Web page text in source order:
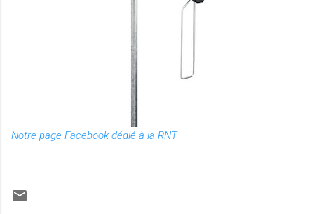
Notre page Facebook dédié à la RNT